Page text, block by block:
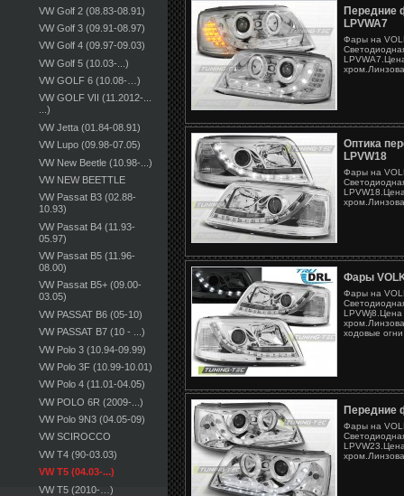
VW Golf 2 (08.83-08.91)
VW Golf 3 (09.91-08.97)
VW Golf 4 (09.97-09.03)
VW Golf 5 (10.03-...)
VW GOLF 6 (10.08-…)
VW GOLF VII (11.2012-...
...)
VW Jetta (01.84-08.91)
VW Lupo (09.98-07.05)
VW New Beetle (10.98-...)
VW NEW BEETTLE
VW Passat B3 (02.88-
10.93)
VW Passat B4 (11.93-
05.97)
VW Passat B5 (11.96-
08.00)
VW Passat B5+ (09.00-
03.05)
VW PASSAT B6 (05-10)
VW PASSAT B7 (10 - ...)
VW Polo 3 (10.94-09.99)
VW Polo 3F (10.99-10.01)
VW Polo 4 (11.01-04.05)
VW POLO 6R (2009-...)
VW Polo 9N3 (04.05-09)
VW SCIROCCO
VW T4 (90-03.03)
VW T5 (04.03-...)
VW T5 (2010-…)
Передние
LPVWA7
Фары на
Оптика
LPVW18
Фары на
Фары
Фары на
ходовые огни
Передние
Фары на